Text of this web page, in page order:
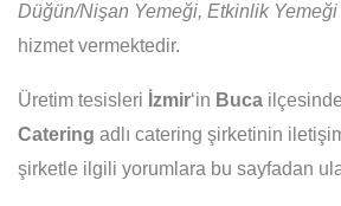
Düğün/Nişan Yemeği, Etkinlik Yemeği
hizmet vermektedir.
Üretim tesisleri İzmir‘in Buca
Catering adlı catering şirketinin
şirketle ilgili yorumlara bu sayfadan